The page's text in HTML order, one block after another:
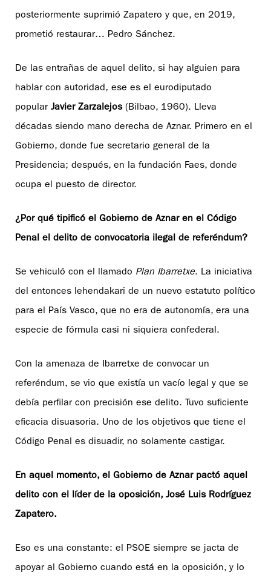
posteriormente suprimió Zapatero y que, en 2019,
prometió restaurar… Pedro Sánchez.
De las entrañas de aquel delito, si hay alguien para
hablar con autoridad, ese es el eurodiputado
popular Javier Zarzalejos(Bilbao, 1960). Lleva
décadas siendo mano derecha de Aznar. Primero en el
Gobierno, donde fue secretario general de la
Presidencia; después, en la fundación Faes, donde
ocupa el puesto de director.
¿Por qué tipificó el Gobierno de Aznar en el Código
Penal el delito de convocatoria ilegal de referéndum?
Se vehiculó con el llamado Plan Ibarretxe. La iniciativa
del entonces lehendakari de un nuevo estatuto político
para el País Vasco, que no era de autonomía, era una
especie de fórmula casi ni siquiera confederal.
Con la amenaza de Ibarretxe de convocar un
referéndum, se vio que existía un vacío legal y que se
debía perfilar con precisión ese delito. Tuvo suficiente
eficacia disuasoria. Uno de los objetivos que tiene el
Código Penal es disuadir, no solamente castigar.
En aquel momento, el Gobierno de Aznar pactó aquel
delito con el líder de la oposición, José Luis Rodríguez
Zapatero.
Eso es una constante: el PSOE siempre se jacta de
apoyar al Gobierno cuando está en la oposición, y lo